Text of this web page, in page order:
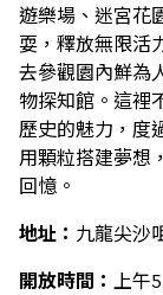
遊樂場、迷宮花
耍，釋放無限活
去參觀園內鮮為
物探知館。這裡
歷史的魅力，度
用顆粒搭建夢想
回憶。
地址： 九龍尖沙
開放時間：
上午